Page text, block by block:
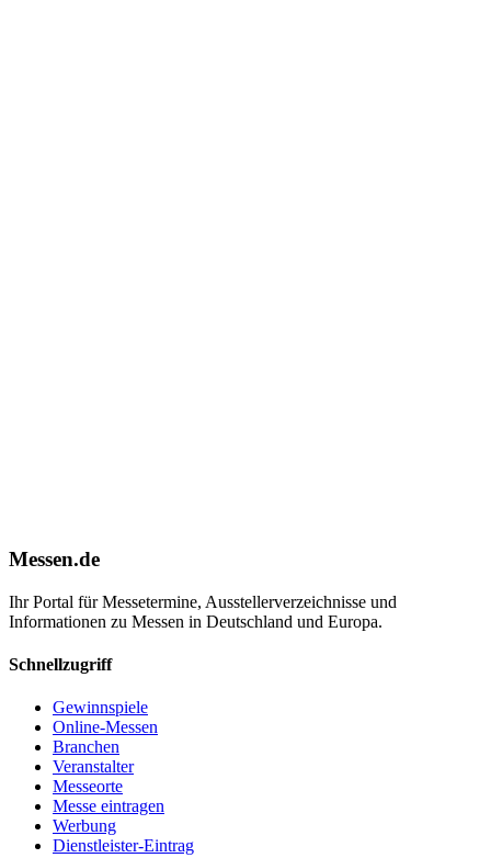
Messen.de
Ihr Portal für Messetermine, Ausstellerverzeichnisse und
Informationen zu Messen in Deutschland und Europa.
Schnellzugriff
Gewinnspiele
Online-Messen
Branchen
Veranstalter
Messeorte
Messe eintragen
Werbung
Dienstleister-Eintrag